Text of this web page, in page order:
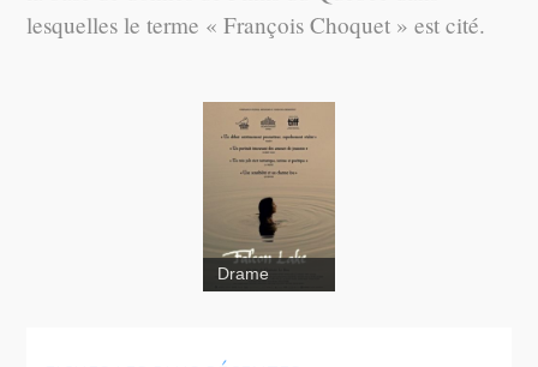
lesquelles le terme « François Choquet » est cité.
Drame